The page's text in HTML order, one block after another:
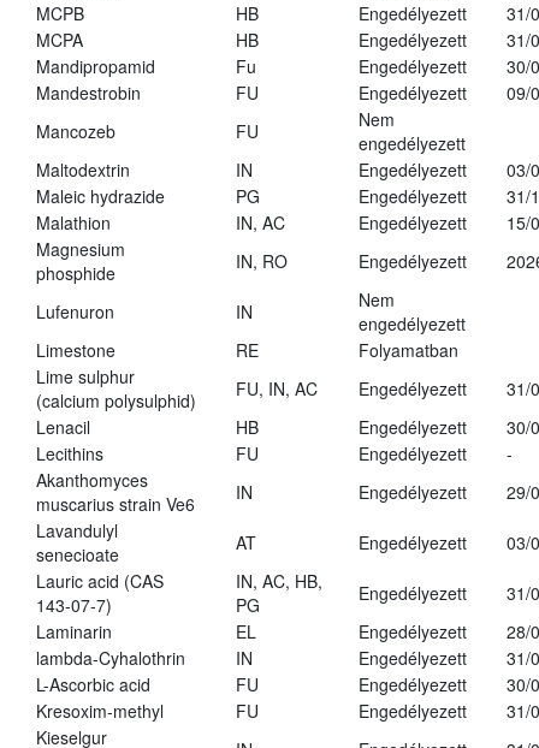
MCPB
HB Engedélyezett
31/
MCPA
HB Engedélyezett
31/
Mandipropamid
Fu Engedélyezett
30/
Mandestrobin
FU Engedélyezett
09/
Mancozeb
FU
Nem
engedélyezett
Maltodextrin
IN Engedélyezett
03/
Maleic hydrazide
PG Engedélyezett
31/
Malathion
IN, AC Engedélyezett
15/
Magnesium
phosphide
IN, RO Engedélyezett
Lufenuron IN
Nem
engedélyezett
Limestone
RE
Folyamatban
Lime sulphur
(calcium polysulphid)
FU, IN, AC Engedélyezett
31/
Lenacil
HB Engedélyezett
30/
Lecithins
FU Engedélyezett
-
Akanthomyces
muscarius strain Ve6
IN Engedélyezett
29/
Lavandulyl
senecioate
AT Engedélyezett
03/
Lauric acid (CAS
143-07-7)
IN, AC, HB,
PG
Engedélyezett
31/
Laminarin
EL Engedélyezett
28/
lambda-Cyhalothrin
IN Engedélyezett
31/
L-Ascorbic acid
FU Engedélyezett
30/
Kresoxim-methyl
FU Engedélyezett
31/
Kieselgur